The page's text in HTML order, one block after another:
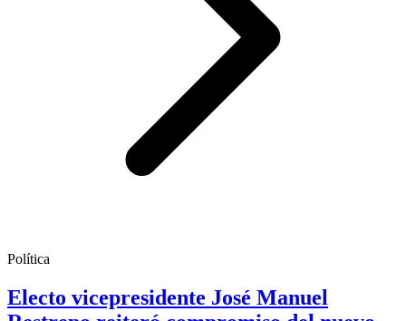
Política
Electo vicepresidente José Manuel